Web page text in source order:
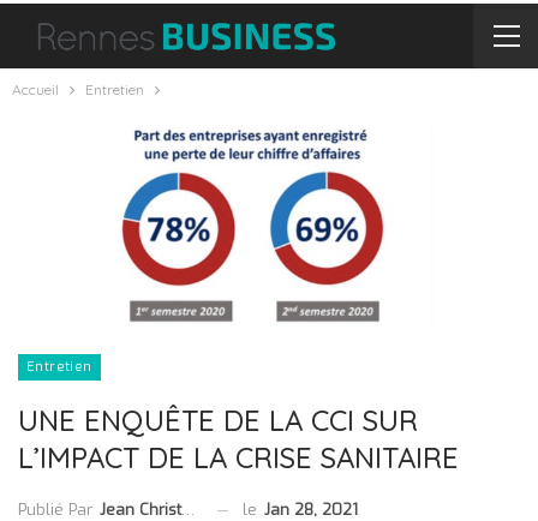
Accueil Entretien
Entretien
UNE ENQUÊTE DE LA CCI SUR
L’IMPACT DE LA CRISE SANITAIRE
Publié Par Jean Christophe Collet le Jan 28, 2021